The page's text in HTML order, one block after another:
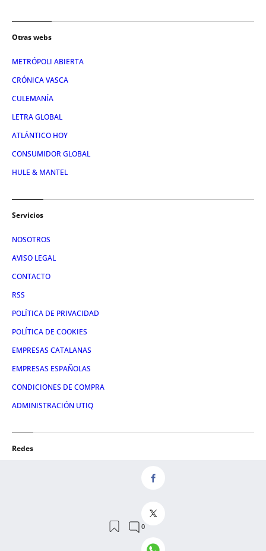
Otras webs
METRÓPOLI ABIERTA
CRÓNICA VASCA
CULEMANÍA
LETRA GLOBAL
ATLÁNTICO HOY
CONSUMIDOR GLOBAL
HULE & MANTEL
Servicios
NOSOTROS
AVISO LEGAL
CONTACTO
RSS
POLÍTICA DE PRIVACIDAD
POLÍTICA DE COOKIES
EMPRESAS CATALANAS
EMPRESAS ESPAÑOLAS
CONDICIONES DE COMPRA
ADMINISTRACIÓN UTIQ
Redes